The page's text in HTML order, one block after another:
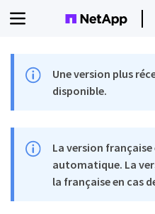
Une version plus
disponible.
La version
automatique. La
la française en cas